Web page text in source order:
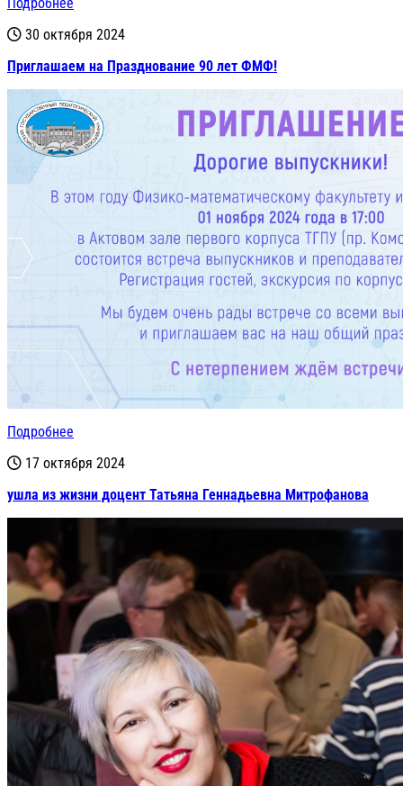
30 октября 2024
Приглашаем на Празднование 90 лет ФМФ!
Подробнее
17 октября 2024
ушла из жизни доцент Татьяна Геннадьевна Митрофанова